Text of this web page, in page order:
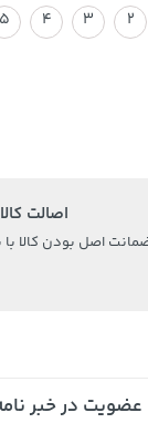
2
3
4
5
اصالت کالا
اصل بودن کالا با
عضویت در خبر